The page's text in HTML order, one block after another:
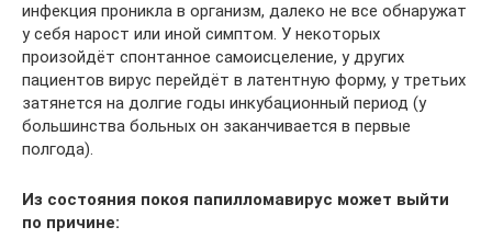
инфекция проникла в организм, далеко не все обнаружат
у себя нарост или иной симптом. У некоторых
произойдёт спонтанное самоисцеление, у других
пациентов вирус перейдёт в латентную форму, у третьих
затянется на долгие годы инкубационный период (у
большинства больных он заканчивается в первые
полгода).
Из состояния покоя папилломавирус может выйти
по причине: